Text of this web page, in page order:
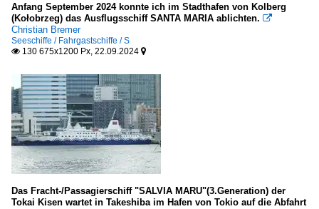
Anfang September 2024 konnte ich im Stadthafen von Kolberg
(Kołobrzeg) das Ausflugsschiff SANTA MARIA ablichten. 
Christian Bremer
Seeschiffe / Fahrgastschiffe / S
 130 675x1200 Px, 22.09.2024 
Das Fracht-/Passagierschiff "SALVIA MARU"(3.Generation) der
Tokai Kisen wartet in Takeshiba im Hafen von Tokio auf die Abfahrt